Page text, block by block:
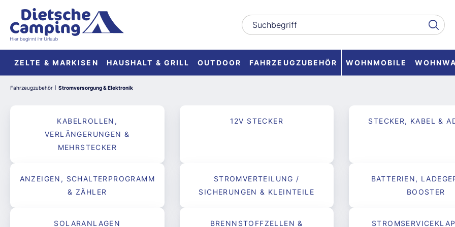
Zur Hauptnavigation springen
ZELTE & MARKISEN HAUSHALT & GRILL OUTDOOR FAHRZEUGZUBEHÖR WOHNMOBILE
Fahrzeugzubehör Stromversorgung & Elektronik
KABELROLLEN,
VERLÄNGERUNGEN &
MEHRSTECKER
12V STECKER STECKER, KABEL &
ANZEIGEN, SCHALTERPROGRAMM
& ZÄHLER
STROMVERTEILUNG /
SICHERUNGEN & KLEINTEILE
BATTERIEN,
BOOSTER
SOLARANLAGEN
BRENNSTOFFZELLEN &